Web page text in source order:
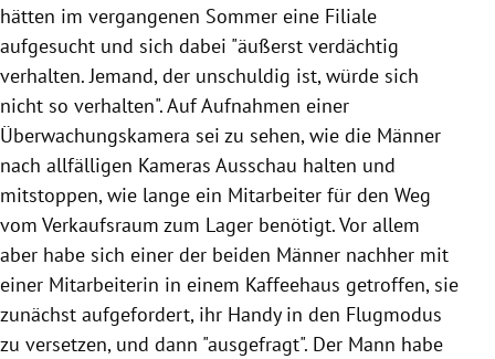
hätten im vergangenen Sommer eine Filiale
aufgesucht und sich dabei "äußerst verdächtig
verhalten. Jemand, der unschuldig ist, würde sich
nicht so verhalten". Auf Aufnahmen einer
Überwachungskamera sei zu sehen, wie die Männer
nach allfälligen Kameras Ausschau halten und
mitstoppen, wie lange ein Mitarbeiter für den Weg
vom Verkaufsraum zum Lager benötigt. Vor allem
aber habe sich einer der beiden Männer nachher mit
einer Mitarbeiterin in einem Kaffeehaus getroffen, sie
zunächst aufgefordert, ihr Handy in den Flugmodus
zu versetzen, und dann "ausgefragt". Der Mann habe